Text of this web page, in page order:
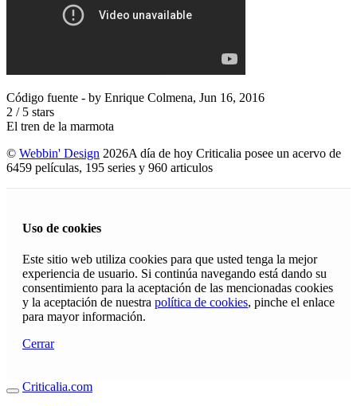
Código fuente - by Enrique Colmena, Jun 16, 2016
2 / 5 stars
El tren de la marmota
© Webbin' Design 2026A día de hoy Criticalia posee un acervo de
6459 películas, 195 series y 960 articulos
Uso de cookies
Este sitio web utiliza cookies para que usted tenga la mejor
experiencia de usuario. Si continúa navegando está dando su
consentimiento para la aceptación de las mencionadas cookies
y la aceptación de nuestra política de cookies, pinche el enlace
para mayor información.
Cerrar
Criticalia.com